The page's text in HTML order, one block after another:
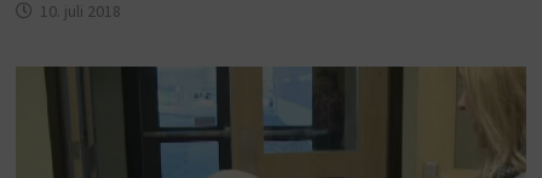
10. juli 2018